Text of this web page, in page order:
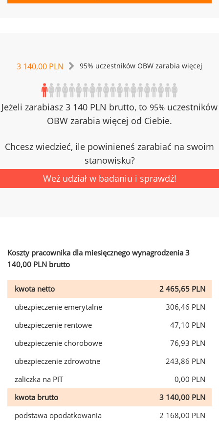
3 140,00 PLN 95% uczestników OBW zarabia więcej
Jeżeli zarabiasz 3 140 PLN brutto, to 95% uczestników
OBW zarabia więcej od Ciebie.
Chcesz wiedzieć, ile powinieneś zarabiać na swoim
stanowisku?
Weź udział w badaniu i sprawdź!
Koszty pracownika dla miesięcznego wynagrodzenia 3
140,00 PLN brutto
kwota netto
2 465,65 PLN
ubezpieczenie emerytalne
306,46 PLN
ubezpieczenie rentowe
47,10 PLN
ubezpieczenie chorobowe
76,93 PLN
ubezpieczenie zdrowotne
243,86 PLN
zaliczka na PIT
0,00 PLN
kwota brutto
3 140,00 PLN
podstawa opodatkowania
2 168,00 PLN